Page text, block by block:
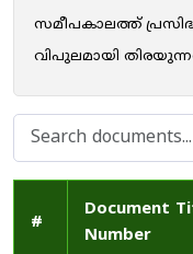
സമീപകാലത്ത്
വിപുലമായി
#
Document
Number